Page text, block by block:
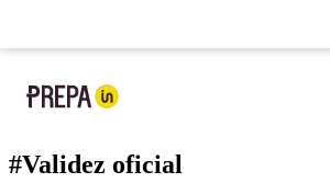
#Validez oficial